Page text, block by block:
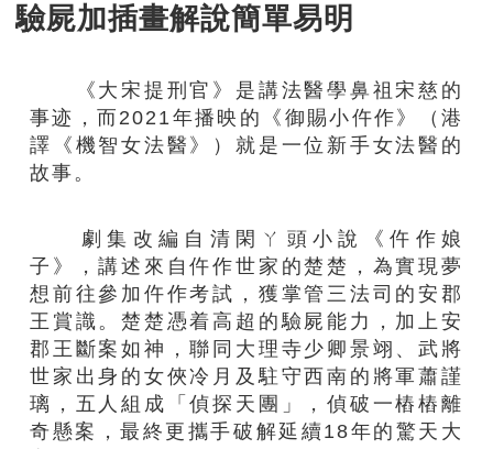
驗屍加插畫解說簡單易明
《大宋提刑官》是講法醫學鼻祖宋慈的
事迹，而2021年播映的《御賜小仵作》（港
譯《機智女法醫》）就是一位新手女法醫的
故事。
劇集改編自清閑ㄚ頭小說《仵作娘
子》，講述來自仵作世家的楚楚，為實現夢
想前往參加仵作考試，獲掌管三法司的安郡
王賞識。楚楚憑着高超的驗屍能力，加上安
郡王斷案如神，聯同大理寺少卿景翊、武將
世家出身的女俠冷月及駐守西南的將軍蕭謹
璃，五人組成「偵探天團」，偵破一樁樁離
奇懸案，最終更攜手破解延續18年的驚天大